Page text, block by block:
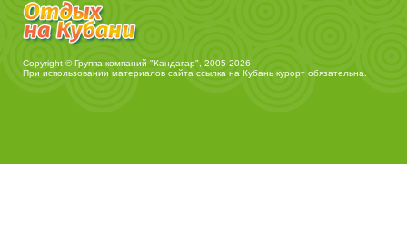
Copyright © Группа компаний "Кандагар", 2005-2026
При использовании материалов сайта ссылка на Кубань курорт обязательна.